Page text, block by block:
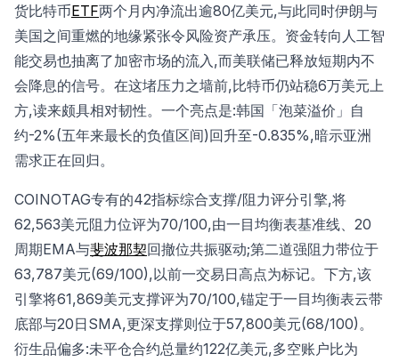
货比特币ETF两个月内净流出逾80亿美元,与此同时伊朗与
美国之间重燃的地缘紧张令风险资产承压。资金转向人工智
能交易也抽离了加密市场的流入,而美联储已释放短期内不
会降息的信号。在这堵压力之墙前,比特币仍站稳6万美元上
方,读来颇具相对韧性。一个亮点是:韩国「泡菜溢价」自
约-2%(五年来最长的负值区间)回升至-0.835%,暗示亚洲
需求正在回归。
COINOTAG专有的42指标综合支撑/阻力评分引擎,将
62,563美元阻力位评为70/100,由一目均衡表基准线、20
周期EMA与斐波那契回撤位共振驱动;第二道强阻力带位于
63,787美元(69/100),以前一交易日高点为标记。下方,该
引擎将61,869美元支撑评为70/100,锚定于一目均衡表云带
底部与20日SMA,更深支撑则位于57,800美元(68/100)。
衍生品偏多:未平仓合约总量约122亿美元,多空账户比为